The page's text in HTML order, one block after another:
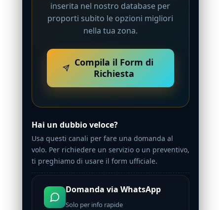
inserita nel nostro database per
proporti subito le opzioni migliori
nella tua zona.
Compila il Form di
Richiesta
Hai un dubbio veloce?
Usa questi canali per fare una domanda al
volo. Per richiedere un servizio o un preventivo,
ti preghiamo di usare il form ufficiale.
Domanda via WhatsApp
Solo per info rapide